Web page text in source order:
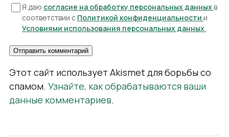
Я даю согласие на обработку персональных данных в
соответствии с Политикой конфиденциальности и
Условиями использования персональных данных .
Этот сайт использует Akismet для борьбы со
спамом. Узнайте, как обрабатываются ваши
данные комментариев.